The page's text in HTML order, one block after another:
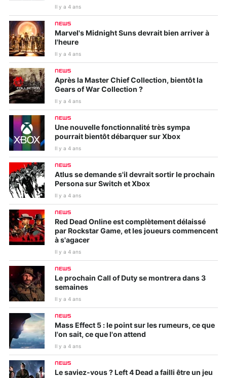
Il y a 4 ans
NEWS
Marvel's Midnight Suns devrait bien arriver à
l'heure
Il y a 4 ans
NEWS
Après la Master Chief Collection, bientôt la
Gears of War Collection ?
Il y a 4 ans
NEWS
Une nouvelle fonctionnalité très sympa
pourrait bientôt débarquer sur Xbox
Il y a 4 ans
NEWS
Atlus se demande s'il devrait sortir le prochain
Persona sur Switch et Xbox
Il y a 4 ans
NEWS
Red Dead Online est complètement délaissé
par Rockstar Game, et les joueurs commencent
à s'agacer
Il y a 4 ans
NEWS
Le prochain Call of Duty se montrera dans 3
semaines
Il y a 4 ans
NEWS
Mass Effect 5 : le point sur les rumeurs, ce que
l'on sait, ce que l'on attend
Il y a 4 ans
NEWS
Le saviez-vous ? Left 4 Dead a failli être un jeu